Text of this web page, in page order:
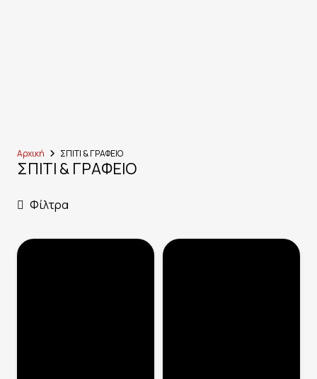
Αρχική ΣΠΙΤΙ & ΓΡΑΦΕΙΟ
ΣΠΙΤΙ & ΓΡΑΦΕΙΟ
Φίλτρα